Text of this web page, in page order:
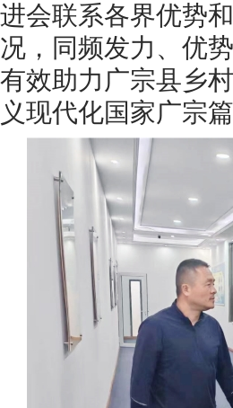
进会联系各界优势
况，同频发力、优
有效助力广宗县乡
义现代化国家广宗